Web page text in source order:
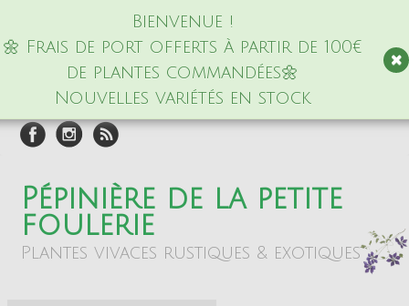
Bienvenue !
🌼 Frais de port offerts à partir de 100€
de plantes commandées🌼
Nouvelles variétés en stock
Pépinière de la petite
foulerie
Plantes vivaces rustiques & exotiques